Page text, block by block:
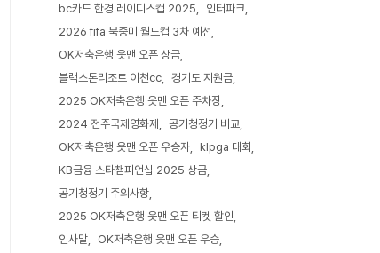
bc카드 한경 레이디스컵 2025
인터파크
2026 fifa 북중미 월드컵 3차 예선
OK저축은행 읏맨 오픈 상금
블랙스톤리조트 이천cc
경기도 지원금
2025 OK저축은행 읏맨 오픈 주차장
2024 전주국제영화제
공기청정기 비교
OK저축은행 읏맨 오픈 우승자
klpga 대회
KB금융 스타챔피언십 2025 상금
공기청정기 주의사항
2025 OK저축은행 읏맨 오픈 티켓 할인
인사말
OK저축은행 읏맨 오픈 우승